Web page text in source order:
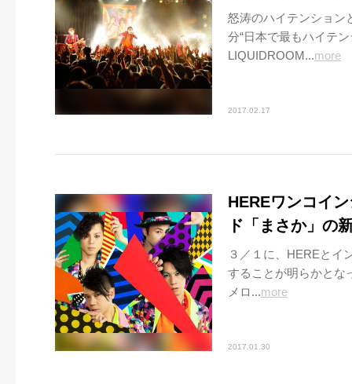
怒涛のハイテンション
分“日本で最もハイテ
LIQUIDROOM...more
2017.02.17
HEREワンコイ
ド「まさか」の
３／１に、HEREとイ
することが明らかとな
メロ...more
2017.01.30